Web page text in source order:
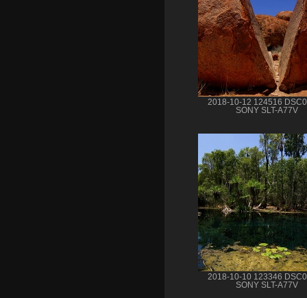
2018-10-12 124516
SONY SLT-A77V
2018-10-10 123346
SONY SLT-A77V